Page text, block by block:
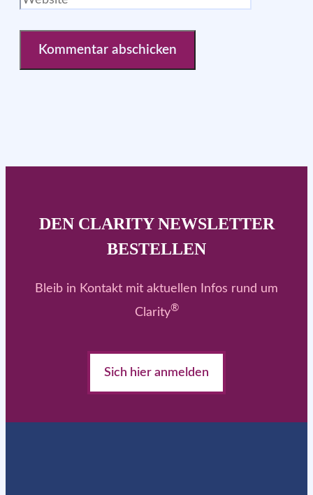
DEN CLARITY NEWSLETTER
BESTELLEN
Bleib in Kontakt mit aktuellen Infos rund um
Clarity®
Sich hier anmelden